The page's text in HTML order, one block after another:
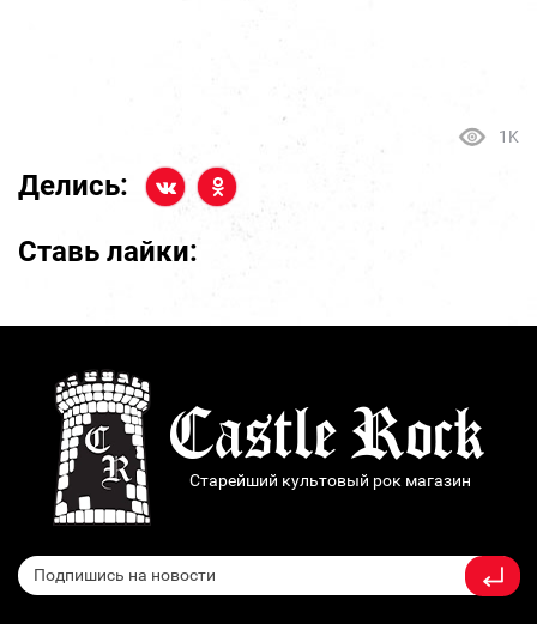
1K
Делись:
Ставь лайки:
Старейший культовый рок магазин